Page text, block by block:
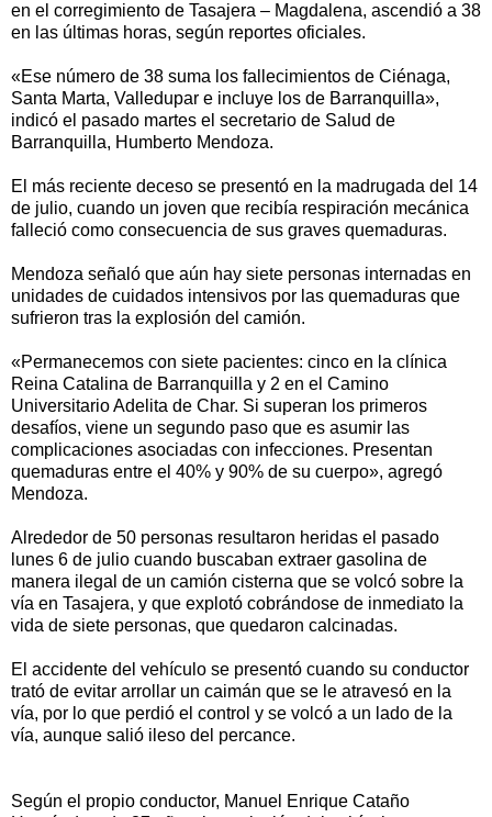
en el corregimiento de Tasajera – Magdalena, ascendió a 38
en las últimas horas, según reportes oficiales.
«Ese número de 38 suma los fallecimientos de Ciénaga,
Santa Marta, Valledupar e incluye los de Barranquilla»,
indicó el pasado martes el secretario de Salud de
Barranquilla, Humberto Mendoza.
El más reciente deceso se presentó en la madrugada del 14
de julio, cuando un joven que recibía respiración mecánica
falleció como consecuencia de sus graves quemaduras.
Mendoza señaló que aún hay siete personas internadas en
unidades de cuidados intensivos por las quemaduras que
sufrieron tras la explosión del camión.
«Permanecemos con siete pacientes: cinco en la clínica
Reina Catalina de Barranquilla y 2 en el Camino
Universitario Adelita de Char. Si superan los primeros
desafíos, viene un segundo paso que es asumir las
complicaciones asociadas con infecciones. Presentan
quemaduras entre el 40% y 90% de su cuerpo», agregó
Mendoza.
Alrededor de 50 personas resultaron heridas el pasado
lunes 6 de julio cuando buscaban extraer gasolina de
manera ilegal de un camión cisterna que se volcó sobre la
vía en Tasajera, y que explotó cobrándose de inmediato la
vida de siete personas, que quedaron calcinadas.
El accidente del vehículo se presentó cuando su conductor
trató de evitar arrollar un caimán que se le atravesó en la
vía, por lo que perdió el control y se volcó a un lado de la
vía, aunque salió ileso del percance.
Según el propio conductor, Manuel Enrique Cataño